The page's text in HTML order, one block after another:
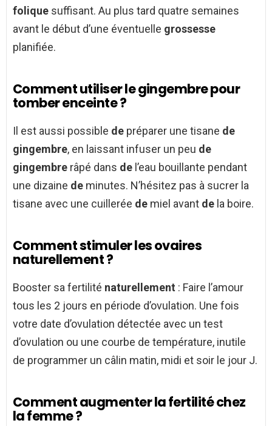
folique suffisant. Au plus tard quatre semaines
avant le début d’une éventuelle grossesse
planifiée.
Comment utiliser le gingembre pour
tomber enceinte ?
Il est aussi possible de préparer une tisane de
gingembre, en laissant infuser un peu de
gingembre râpé dans de l’eau bouillante pendant
une dizaine de minutes. N’hésitez pas à sucrer la
tisane avec une cuillerée de miel avant de la boire.
Comment stimuler les ovaires
naturellement ?
Booster sa fertilité naturellement : Faire l’amour
tous les 2 jours en période d’ovulation. Une fois
votre date d’ovulation détectée avec un test
d’ovulation ou une courbe de température, inutile
de programmer un câlin matin, midi et soir le jour J.
Comment augmenter la fertilité chez
la femme ?